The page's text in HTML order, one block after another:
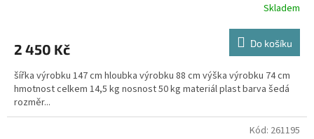
Skladem
2 450 Kč Do košíku
šířka výrobku 147 cm hloubka výrobku 88 cm výška výrobku 74 cm
hmotnost celkem 14,5 kg nosnost 50 kg materiál plast barva šedá
rozměr...
Kód: 261195